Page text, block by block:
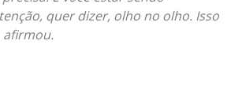
quer dizer, olho no olho. Isso
afirmou.